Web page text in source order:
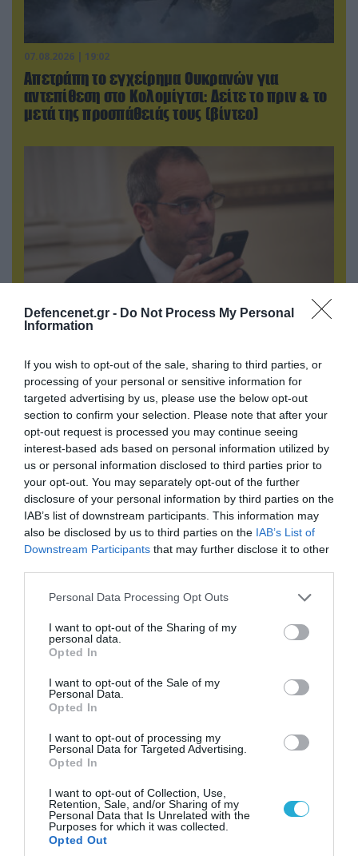
Defencenet.gr - Do Not Process My Personal
Information
If you wish to opt-out of the sale, sharing to third parties, or
processing of your personal or sensitive information for
targeted advertising by us, please use the below opt-out
section to confirm your selection. Please note that after your
opt-out request is processed you may continue seeing
interest-based ads based on personal information utilized by
us or personal information disclosed to third parties prior to
your opt-out. You may separately opt-out of the further
disclosure of your personal information by third parties on the
IAB’s list of downstream participants. This information may
also be disclosed by us to third parties on the IAB’s List of
Downstream Participants that may further disclose it to other
Please note that this website/app uses one or more Google
not limited to your visit or usage behaviour. You may click to
grant or deny consent to Google and its third-party tags to
use your data for below specified purposes in below Google
consent section.
Personal Data Processing Opt Outs
I want to opt-out of the Sharing of my
personal data.
Opted In
I want to opt-out of the Sale of my
Personal Data.
Opted In
I want to opt-out of processing my
Personal Data for Targeted Advertising.
Opted In
I want to opt-out of Collection, Use,
Retention, Sale, and/or Sharing of my
Personal Data that Is Unrelated with the
Purposes for which it was collected.
Opted Out
07.08.2026 | 19:02
Απετράπη το εγχείρημα Ουκρανών για
αντεπίθεση στο Κολομίγτσι: Δείτε το πριν & το
μετά της προσπάθειάς τους (βίντεο)
Ο Γιάννης Αλαφούζος «τέλειωσε» τον
Κωνσταντίνο Ζούλα από τον ΣΚΑΪ – Ο λόγος της
απομάκρυνσής του
ΠΟΛΙΤΙΚΗ
08.08.2026 | 09:02
«Η απόλυτη τραγωδία»: Η «αιχμηρή» ανάρτηση
του Αρκά για τα τατουάζ (φωτο)